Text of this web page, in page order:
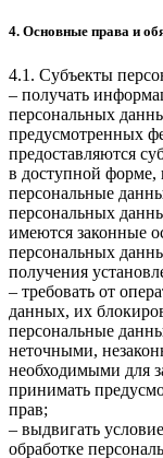
4. Основные права и
4.1. Субъекты
– получать
персональных
предусмотренных
предоставляются
в доступной форме,
персональные
персональных
имеются законные
персональных
получения
– требовать от
данных, их
персональные
неточными,
необходимыми для
принимать
прав;
– выдвигать
обработке